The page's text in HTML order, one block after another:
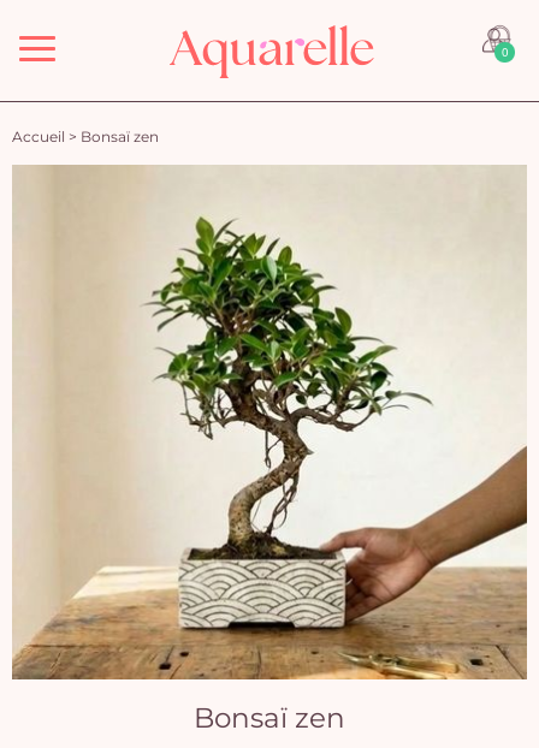
Menu 0
Accueil > Bonsaï zen
Bonsaï zen